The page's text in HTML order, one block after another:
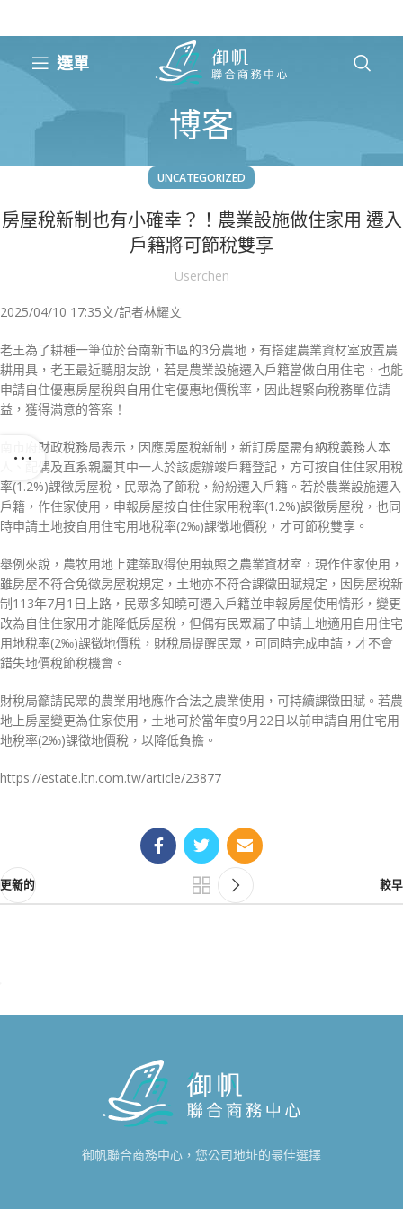
選單
博客
UNCATEGORIZED
房屋稅新制也有小確幸？！農業設施做住家用 遷入
戶籍將可節稅雙享
Userchen
2025/04/10 17:35文/記者林耀文
老王為了耕種一筆位於台南新市區的3分農地，有搭建農業資材室放置農
耕用具，老王最近聽朋友說，若是農業設施遷入戶籍當做自用住宅，也能
申請自住優惠房屋稅與自用住宅優惠地價稅率，因此趕緊向稅務單位請
益，獲得滿意的答案！
南市府財政稅務局表示，因應房屋稅新制，新訂房屋需有納稅義務人本
人、配偶及直系親屬其中一人於該處辦竣戶籍登記，方可按自住住家用稅
率(1.2%)課徵房屋稅，民眾為了節稅，紛紛遷入戶籍。若於農業設施遷入
戶籍，作住家使用，申報房屋按自住住家用稅率(1.2%)課徵房屋稅，也同
時申請土地按自用住宅用地稅率(2‰)課徵地價稅，才可節稅雙享。
舉例來說，農牧用地上建築取得使用執照之農業資材室，現作住家使用，
雖房屋不符合免徵房屋稅規定，土地亦不符合課徵田賦規定，因房屋稅新
制113年7月1日上路，民眾多知曉可遷入戶籍並申報房屋使用情形，變更
改為自住住家用才能降低房屋稅，但偶有民眾漏了申請土地適用自用住宅
用地稅率(2‰)課徵地價稅，財稅局提醒民眾，可同時完成申請，才不會
錯失地價稅節稅機會。
財稅局籲請民眾的農業用地應作合法之農業使用，可持續課徵田賦。若農
地上房屋變更為住家使用，土地可於當年度9月22日以前申請自用住宅用
地稅率(2‰)課徵地價稅，以降低負擔。
https://estate.ltn.com.tw/article/23877
更新的 較早
御帆聯合商務中心，您公司地址的最佳選擇